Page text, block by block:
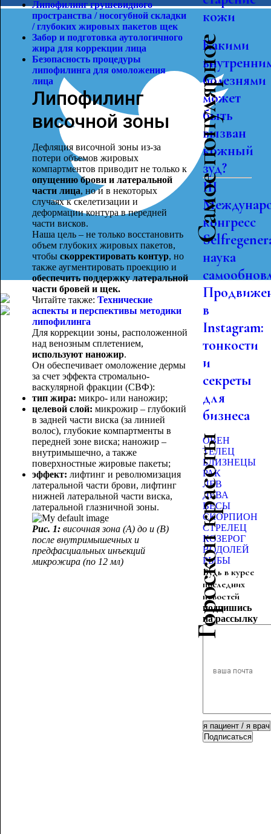
Липофилинг грушевидного
пространства / носогубной складки
/ глубоких жировых пакетов щек
Забор и подготовка аутологичного
жира для коррекции лица
Безопасность процедуры
липофилинга для омоложения
лица
Липофилинг
височной зоны
Дефляция височной зоны из-за
потери объемов жировых
компартментов приводит не только к
опущению брови и латеральной
части лица, но и в некоторых
случаях к скелетизации и
деформации контура в передней
части висков.
Наша цель – не только восстановить
объем глубоких жировых пакетов,
чтобы скорректировать контур, но
также аугментировать проекцию и
обеспечить поддержку латеральной
части бровей и щек.
Читайте также: Технические
аспекты и перспективы методики
липофилинга
Для коррекции зоны, расположенной
над венозным сплетением,
используют наножир.
Он обеспечивает омоложение дермы
за счет эффекта стромально-
васкулярной фракции (СВФ):
тип жира: микро- или наножир;
целевой слой: микрожир – глубокий
в задней части виска (за линией
волос), глубокие компартменты в
передней зоне виска; наножир –
внутримышечно, а также
поверхностные жировые пакеты;
эффект: лифтинг и революмизация
латеральной части брови, лифтинг
нижней латеральной части виска,
латеральной глазничной зоны.
Рис. 1:височная зона (А) до и (В)
после внутримышечных и
предфасциальных инъекций
микрожира (по 12 мл)
кожи
Самое популярное
Какими
болезнями
может
быть
вызван
кожный
зуд?
III
конгресс
наука
в
Instagram:
тонкости
и
секреты
для
бизнеса
Гороскоп красоты
ОВЕН
ТЕЛЕЦ
БЛИЗНЕЦЫ
РАК
ЛЕВ
ДЕВА
ВЕСЫ
СКОРПИОН
СТРЕЛЕЦ
КОЗЕРОГ
ВОДОЛЕЙ
РЫБЫ
Будь в курсе
последних
новостей
подпишись
на рассылку
Подписаться